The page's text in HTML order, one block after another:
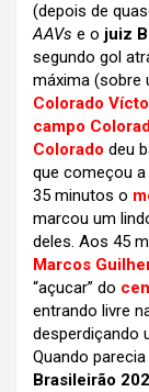
(depois de
AAVs e o juiz
segundo gol
máxima (sobre
Colorado
campo
Colorado deu
que começou
35 minutos o
marcou um
deles. Aos 45
Marcos
“açucar” do
entrando livre
desperdiçando
Quando
Brasileirão